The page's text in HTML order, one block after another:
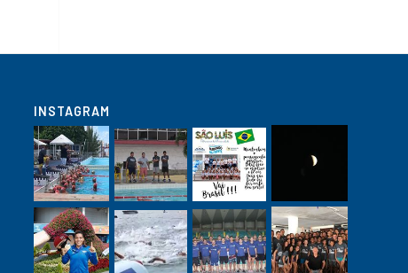
INSTAGRAM